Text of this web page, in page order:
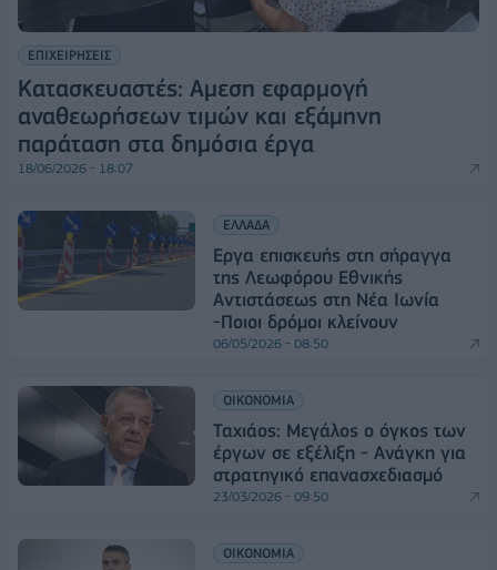
ΕΠΙΧΕΙΡΗΣΕΙΣ
Κατασκευαστές: Αμεση εφαρμογή
αναθεωρήσεων τιμών και εξάμηνη
παράταση στα δημόσια έργα
18/06/2026 - 18:07
ΕΛΛΑΔΑ
Εργα επισκευής στη σήραγγα
της Λεωφόρου Εθνικής
Αντιστάσεως στη Νέα Ιωνία
-Ποιοι δρόμοι κλείνουν
06/05/2026 - 08:50
ΟΙΚΟΝΟΜΙΑ
Ταχιάος: Μεγάλος ο όγκος των
έργων σε εξέλιξη - Ανάγκη για
στρατηγικό επανασχεδιασμό
23/03/2026 - 09:50
ΟΙΚΟΝΟΜΙΑ